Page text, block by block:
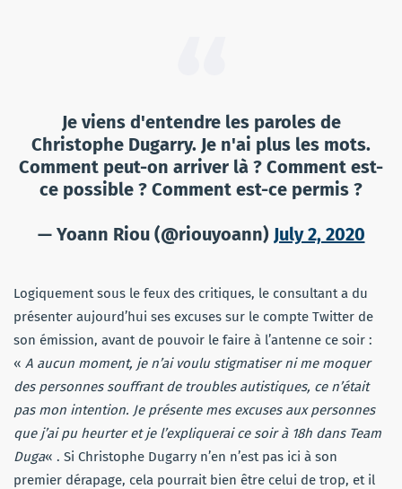
Je viens d'entendre les paroles de
Christophe Dugarry. Je n'ai plus les mots.
Comment peut-on arriver là ? Comment est-
ce possible ? Comment est-ce permis ?
— Yoann Riou (@riouyoann) July 2, 2020
Logiquement sous le feux des critiques, le consultant a du
présenter aujourd’hui ses excuses sur le compte Twitter de
son émission, avant de pouvoir le faire à l’antenne ce soir :
« A aucun moment, je n’ai voulu stigmatiser ni me moquer
des personnes souffrant de troubles autistiques, ce n’était
pas mon intention. Je présente mes excuses aux personnes
que j’ai pu heurter et je l’expliquerai ce soir à 18h dans Team
Duga« . Si Christophe Dugarry n’en n’est pas ici à son
premier dérapage, cela pourrait bien être celui de trop, et il